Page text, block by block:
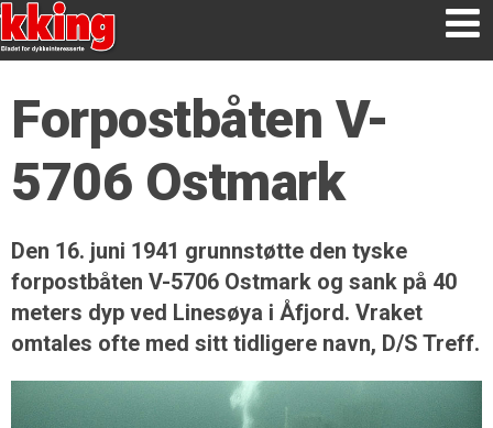
Forpostbåten V-
5706 Ostmark
Den 16. juni 1941 grunnstøtte den tyske
forpostbåten V-5706 Ostmark og sank på 40
meters dyp ved Linesøya i Åfjord. Vraket
omtales ofte med sitt tidligere navn, D/S Treff.